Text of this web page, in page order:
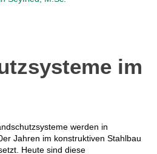
im
werden in
Jahren im konstruktiven Stahlbau
Heute sind diese